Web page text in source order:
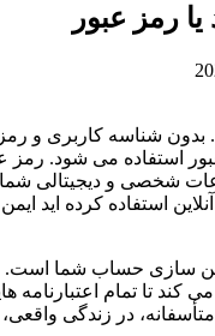
رمز عبور
بدون شناسه کاربری و
استفاده می شود.
شخصی و دیجیتالی
کرده اید ایمن
سازی حساب شما است.
می کند تا تمام
در زندگی